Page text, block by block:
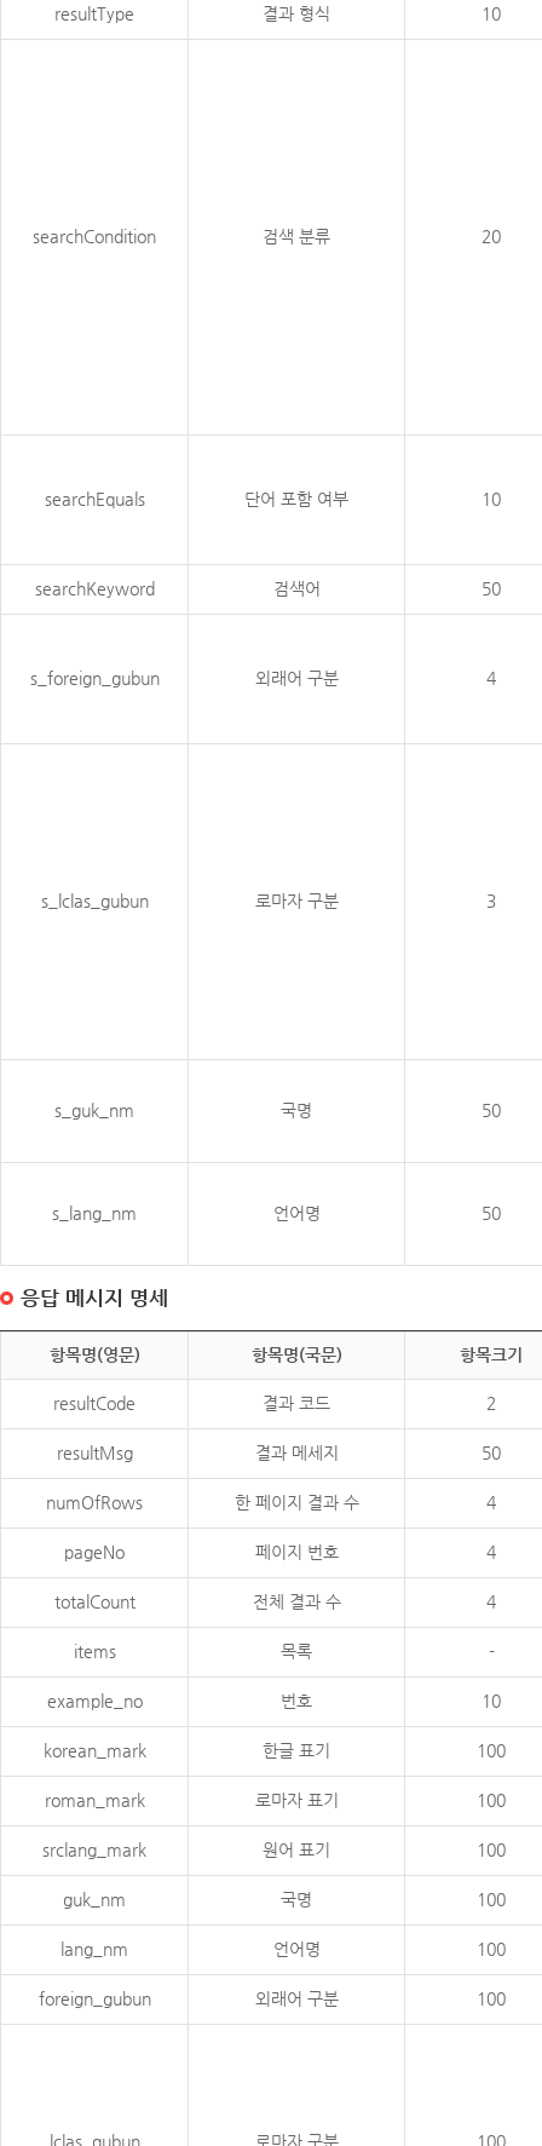
resultType 결과 형식 10
searchCondition 검색 분류 20
searchEquals 단어 포함 여부 10
searchKeyword 검색어 50
s_foreign_gubun 외래어 구분 4
s_lclas_gubun 로마자 구분 3
s_guk_nm 국명 50
s_lang_nm 언어명 50
응답 메시지 명세
항목명(영문) 항목명(국문) 항목크기
resultCode 결과 코드 2
resultMsg 결과 메세지 50
numOfRows 한 페이지 결과 수 4
pageNo 페이지 번호 4
totalCount 전체 결과 수 4
items 목록 -
example_no 번호 10
korean_mark 한글 표기 100
roman_mark 로마자 표기 100
srclang_mark 원어 표기 100
guk_nm 국명 100
lang_nm 언어명 100
foreign_gubun 외래어 구분 100
lclas_gubun 로마자 구분 100